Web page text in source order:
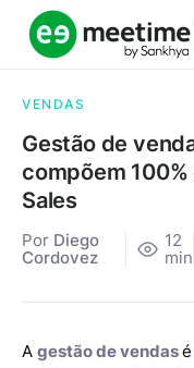
VENDAS
Gestão de
compõem
Sales
Por Diego
Cordovez
12
min
A gestão de vendas